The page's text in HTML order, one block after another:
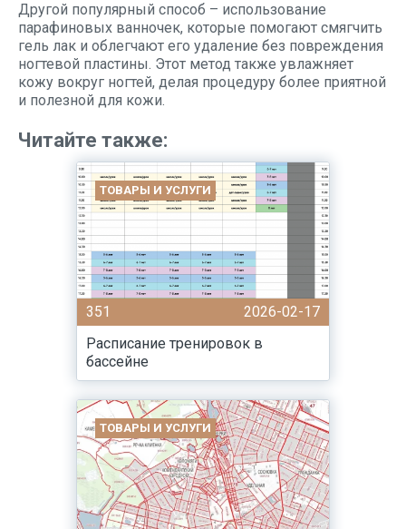
Другой популярный способ – использование
парафиновых ванночек, которые помогают смягчить
гель лак и облегчают его удаление без повреждения
ногтевой пластины. Этот метод также увлажняет
кожу вокруг ногтей, делая процедуру более приятной
и полезной для кожи.
Читайте также:
ТОВАРЫ И УСЛУГИ
351
2026-02-17
Расписание тренировок в
бассейне
ТОВАРЫ И УСЛУГИ